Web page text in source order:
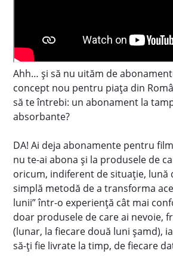
Ahh… și să nu uităm de
concept nou pentru piața din
să te întrebi: un abonament la
absorbante?
DA! Ai deja abonamente pentru
nu te-ai abona și la produsele de
oricum, indiferent de situație, lună
simplă metodă de a transforma
lunii” într-o experiență cât mai
doar produsele de care ai nevoie,
(lunar, la fiecare două luni șamd),
să-ți fie livrate la timp, de fiecare